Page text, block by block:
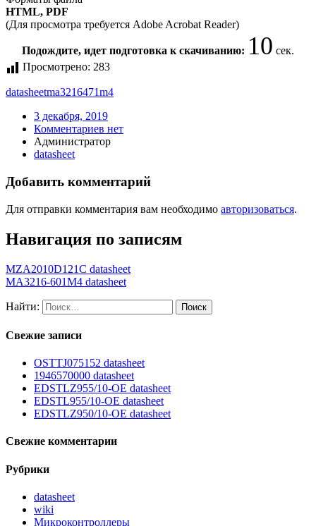
HTML, PDF
(Для просмотра требуется Adobe Acrobat Reader)
Подождите, идет подготовка к скачиванию: 10 сек.
Просмотрено: 283
datasheetma3216471m4
3 декабря, 2019
Комментариев нет
Администратор
datasheet
Добавить комментарий
Для отправки комментария вам необходимо авторизоваться.
Навигация по записям
MZA2010D121C datasheet
MA3216-601M4 datasheet
Найти:
Свежие записи
OSTTJ075152 datasheet
1946570000 datasheet
EDSTLZ955/10-OE datasheet
EDSTL955/10-OE datasheet
EDSTLZ950/10-OE datasheet
Свежие комментарии
Рубрики
datasheet
wiki
Микроконтроллеры